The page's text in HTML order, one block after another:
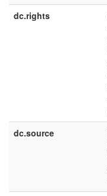
dc.rights
dc.source